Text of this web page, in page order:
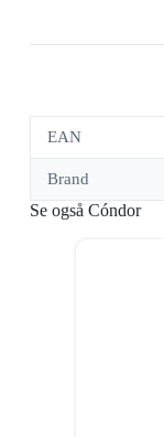
EAN
Brand
Se også Cóndor